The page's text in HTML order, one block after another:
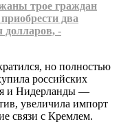
трое граждан
два
долларов, -
но полностью
российских
и Нидерланды —
увеличила импорт
связи с Кремлем.